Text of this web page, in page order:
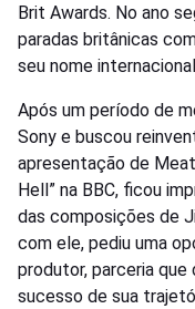
Brit Awards. No ano
paradas britânicas
seu nome
Após um período de
Sony e buscou
apresentação de
Hell” na BBC, ficou
das composições de
com ele, pediu uma
produtor, parceria que
sucesso de sua